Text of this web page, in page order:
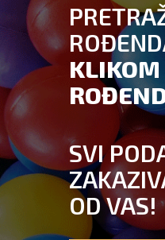
KLIKOM
SVI
OD VAS!